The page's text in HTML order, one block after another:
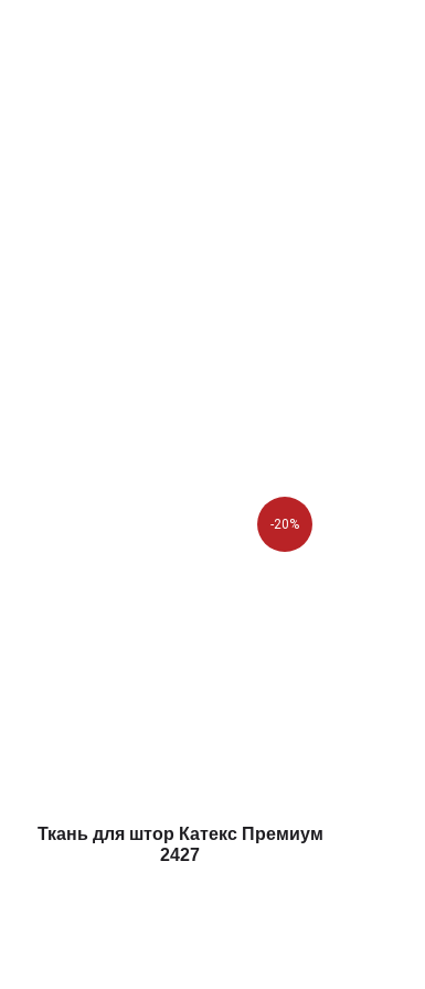
-20%
Ткань для штор Катекс Премиум
2427